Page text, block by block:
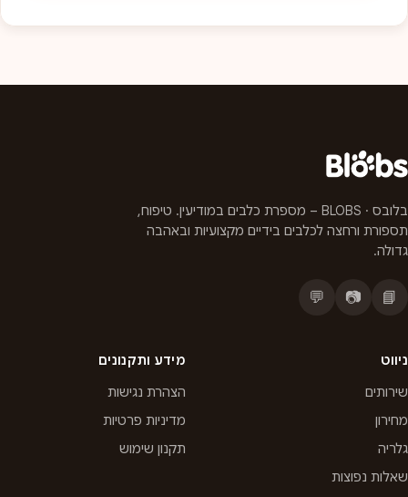
בלובס · BLOBS – מספרת כלבים במודיעין. טיפוח,
תספורת ורחצה לכלבים בידיים מקצועיות ובאהבה
גדולה.
📘
📷
💬
ניווט
שירותים
מחירון
גלריה
שאלות נפוצות
מידע ותקנונים
הצהרת נגישות
מדיניות פרטיות
תקנון שימוש